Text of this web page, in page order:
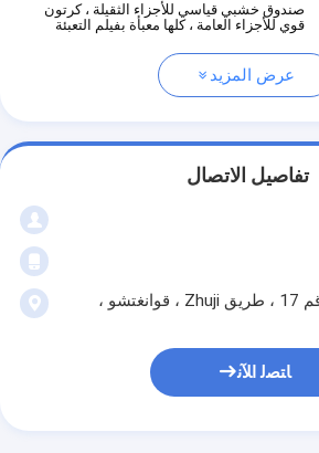
صندوق خشبي قياسي للأجزاء الثقيلة ، كرتون
قوي للأجزاء العامة ، كلها معبأة بفيلم التعبئة
عرض المزيد
تفاصيل الاتصال
غرفة 509 ، بلوك A ، رقم 17 ، طريق Zhuji ، قوانغتشو ،
ﺎﺘﺼﻟ ﺍﻶﻧ